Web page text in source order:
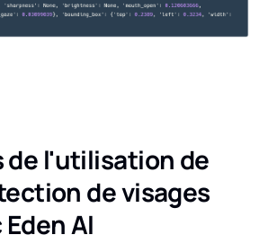
de l'utilisation de
de visages
AI